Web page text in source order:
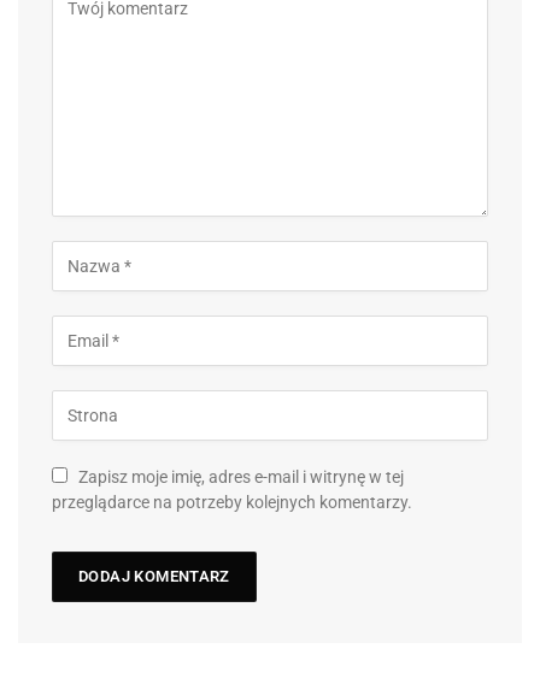
Zapisz moje imię, adres e-mail i witrynę w tej
przeglądarce na potrzeby kolejnych komentarzy.